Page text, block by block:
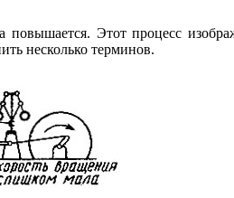
Этот процесс
несколько терминов.